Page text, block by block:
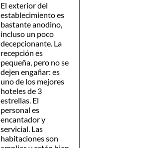
El exterior del
establecimiento es
bastante anodino,
incluso un poco
decepcionante. La
recepción es
pequeña, pero no se
dejen engañar: es
uno de los mejores
hoteles de 3
estrellas. El
personal es
encantador y
servicial. Las
habitaciones son